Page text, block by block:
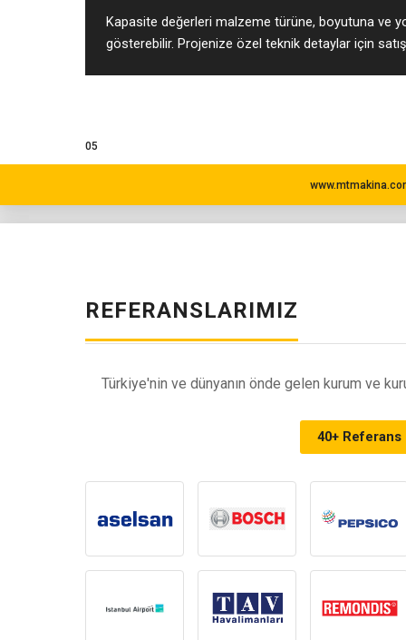
Kapasite değerleri malzeme türüne, boyutuna ve
gösterebilir. Projenize özel teknik detaylar için
05
REFERANSLARIMIZ
Türkiye'nin ve dünyanın önde gelen kurum ve
40+ Referans